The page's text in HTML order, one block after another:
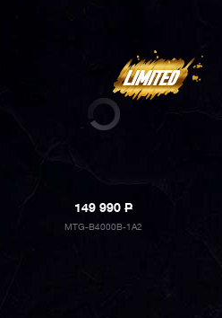
149 990P
MTG-B4000B-1A2